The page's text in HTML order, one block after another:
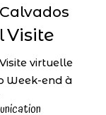
Visite
Visite virtuelle
Week-end à